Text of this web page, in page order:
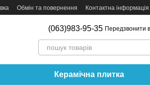
Обмін та повернення Контактна інформація
(063)983-95-35 Передзвонити
Керамічна плитка